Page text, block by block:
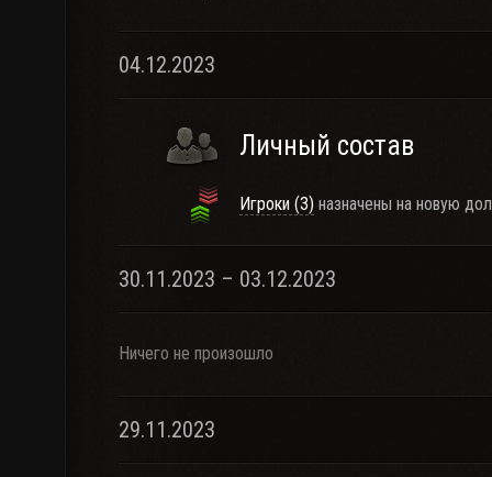
04.12.2023
Личный состав
Игроки (3) назначены на новую
30.11.2023 – 03.12.2023
Ничего не произошло
29.11.2023